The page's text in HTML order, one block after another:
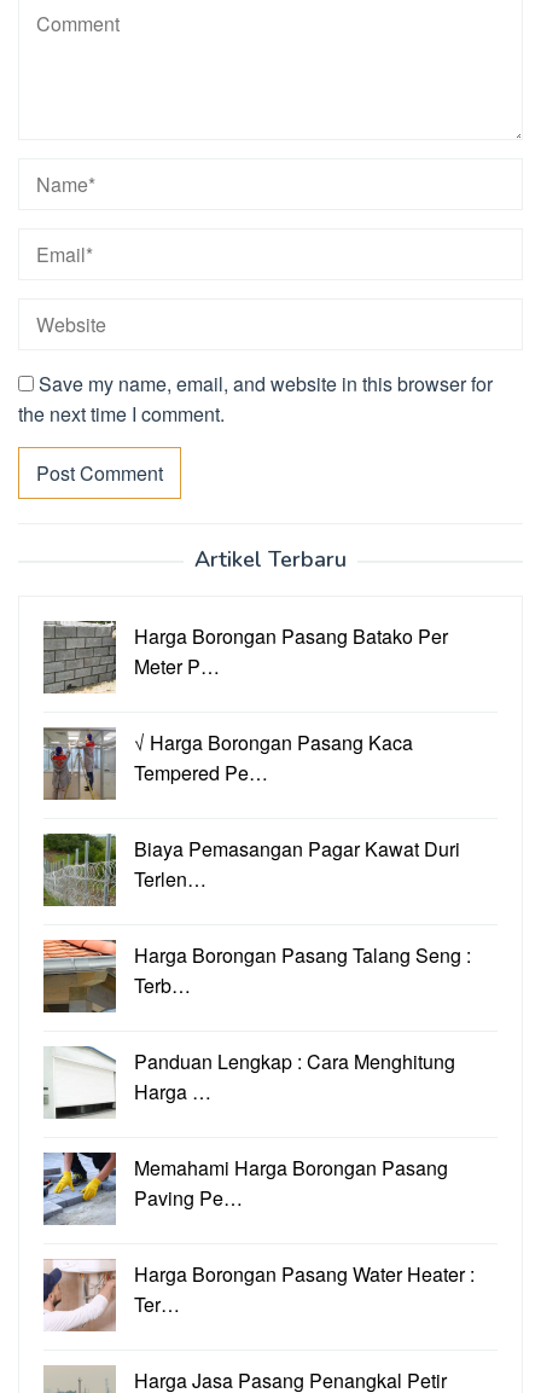
Save my name, email, and website in this browser for
the next time I comment.
Artikel Terbaru
Harga Borongan Pasang Batako Per
Meter P…
√ Harga Borongan Pasang Kaca
Tempered Pe…
Biaya Pemasangan Pagar Kawat Duri
Terlen…
Harga Borongan Pasang Talang Seng :
Terb…
Panduan Lengkap : Cara Menghitung
Harga …
Memahami Harga Borongan Pasang
Paving Pe…
Harga Borongan Pasang Water Heater :
Ter…
Harga Jasa Pasang Penangkal Petir